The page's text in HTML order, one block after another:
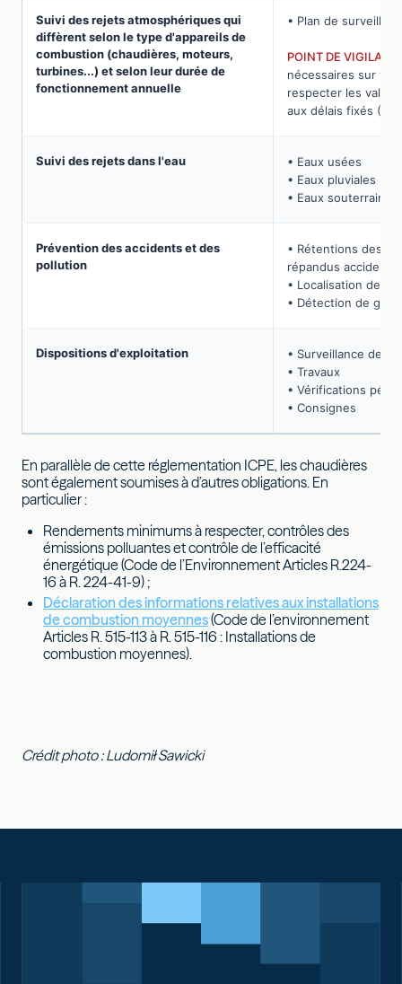
Suivi des rejets atmosphériques qui
diffèrent selon le type d'appareils de
combustion (chaudières, moteurs,
turbines...) et selon leur durée de
fonctionnement annuelle
• Plan de
POINT DE
nécessaires sur
respecter les
aux délais fixés
Suivi des rejets dans l'eau
• Eaux usées
• Eaux pluviales
• Eaux souterraines
Prévention des accidents et des
pollution
• Rétentions des
répandus
• Localisation des
• Détection de
Dispositions d'exploitation
• Surveillance de
• Travaux
• Vérifications
• Consignes
En parallèle de cette réglementation ICPE, les chaudières
sont également soumises à d’autres obligations. En
particulier :
Rendements minimums à respecter, contrôles des
émissions polluantes et contrôle de l’efficacité
énergétique (Code de l’Environnement Articles R.224-
16 à R. 224-41-9) ;
Déclaration des informations relatives aux installations
de combustion moyennes(Code de l’environnement
Articles R. 515-113 à R. 515-116 : Installations de
combustion moyennes).
Crédit photo : Ludomił Sawicki